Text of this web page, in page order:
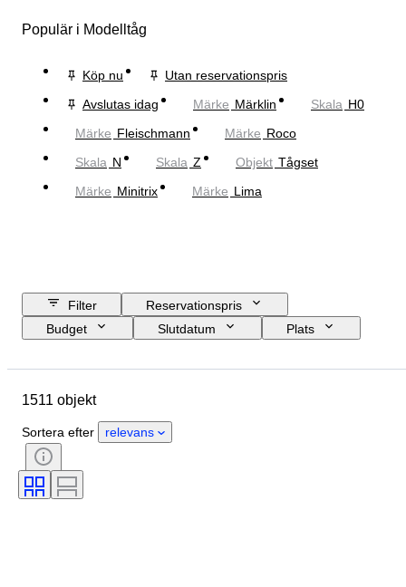
Populär i Modelltåg
Köp nu
Utan reservationspris
Avslutas idag
Märke Märklin Skala H0
Märke Fleischmann Märke Roco
Skala N Skala Z Objekt Tågset
Märke Minitrix Märke Lima
Filter
Reservationspris
Budget
Slutdatum
Plats
Skick
Stil
Skala
Kontroll
Strömtillförsel
Era
1511 objekt
Sortera efter relevans